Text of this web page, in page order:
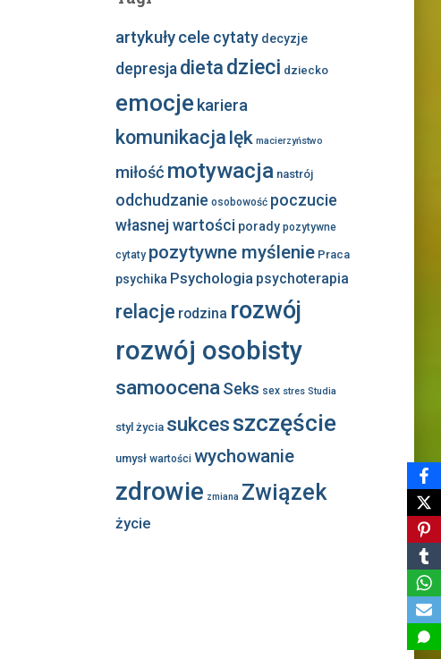
artykuły cele cytaty decyzje
depresja dieta dzieci dziecko
emocje kariera
komunikacja lęk macierzyństwo
miłość motywacja nastrój
odchudzanie osobowość poczucie
własnej wartości porady pozytywne
cytaty pozytywne myślenie Praca
psychika Psychologia psychoterapia
relacje rodzina rozwój
rozwój osobisty
samoocena Seks sex stres Studia
styl życia sukcesszczęście
umysł wartości wychowanie
zdrowie zmiana Związek
życie